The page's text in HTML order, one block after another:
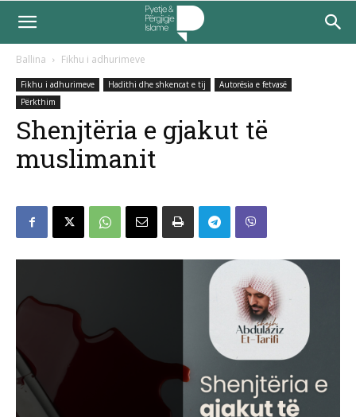
Ballina Fikhu i adhurimeve
Fikhu i adhurimeve Hadithi dhe shkencat e tij
Autorësia e fetvasë
Përkthim
Shenjtëria e gjakut të
muslimanit